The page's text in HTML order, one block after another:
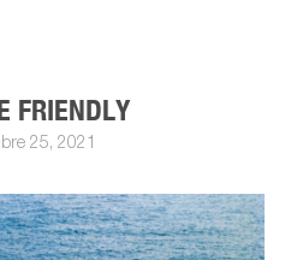
FRIENDLY
25, 2021